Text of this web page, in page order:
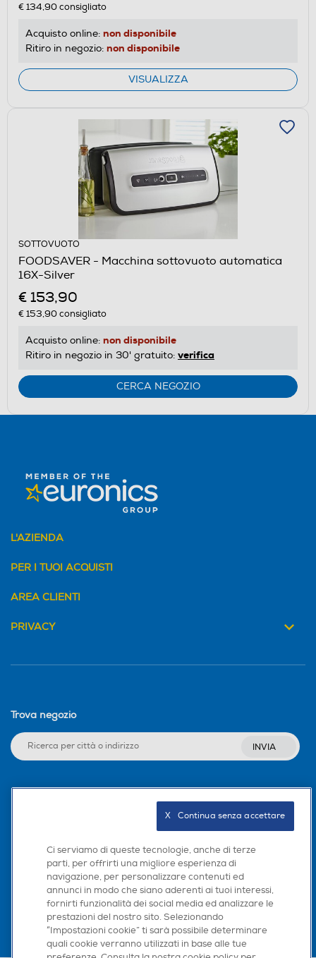
€ 134,90consigliato
Acquisto online: non disponibile
Ritiro in negozio: non disponibile
VISUALIZZA
SOTTOVUOTO
FOODSAVER - Macchina sottovuoto automatica
16X-Silver
€ 153,90
€ 153,90consigliato
Acquisto online: non disponibile
Ritiro in negozio in 30' gratuito: verifica
CERCA NEGOZIO
L'AZIENDA
PER I TUOI ACQUISTI
AREA CLIENTI
PRIVACY
Trova negozio
INVIA
Scarica la nostra app
Ci serviamo di queste tecnologie, anche di terze
parti, per offrirti una migliore esperienza di
navigazione, per personalizzare contenuti ed
annunci in modo che siano aderenti ai tuoi interessi,
fornirti funzionalità dei social media ed analizzare le
prestazioni del nostro sito. Selezionando
“Impostazioni cookie” ti sarà possibile determinare
quali cookie verranno utilizzati in base alle tue
X   Continua senza accettare